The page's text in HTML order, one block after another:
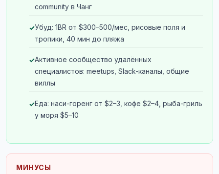
community в Чанг
Убуд: 1BR от $300–500/мес, рисовые поля и
тропики, 40 мин до пляжа
Активное сообщество удалённых
специалистов: meetups, Slack-каналы, общие
виллы
Еда: наси-горенг от $2–3, кофе $2–4, рыба-гриль
у моря $5–10
МИНУСЫ